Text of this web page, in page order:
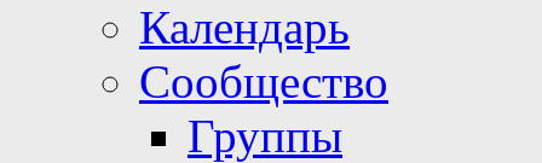
Календарь
Сообщество
Группы